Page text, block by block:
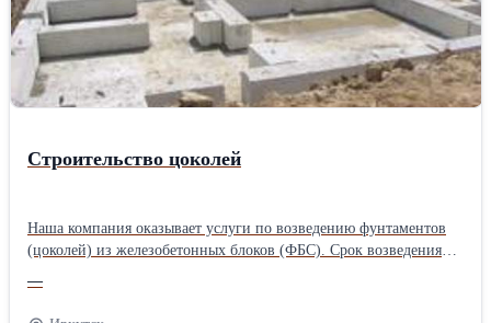
Строительство цоколей
Наша компания оказывает услуги по возведению фунтаментов
(цоколей) из железобетонных блоков (ФБС). Срок возведения
изделий и имеем возможность изготовить фундаментные блоки
—